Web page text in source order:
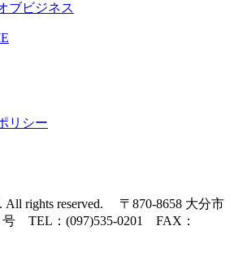
ブビジネス
リシー
rights reserved. 〒870-8658 大分市
TEL：(097)535-0201 FAX：